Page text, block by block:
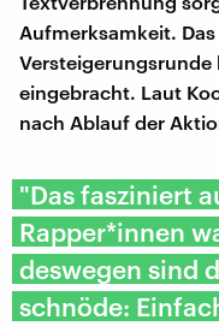
Aufmerksamkeit.
eingebracht. Laut
nach Ablauf der
"Das fasziniert
Rapper*innen
deswegen sind
schnöde: